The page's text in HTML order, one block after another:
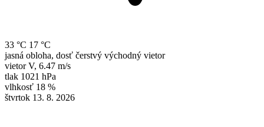
33 °C 17 °C
jasná obloha, dosť čerstvý východný vietor
vietor V, 6.47 m/s
tlak 1021 hPa
vlhkosť 18 %
štvrtok 13. 8. 2026